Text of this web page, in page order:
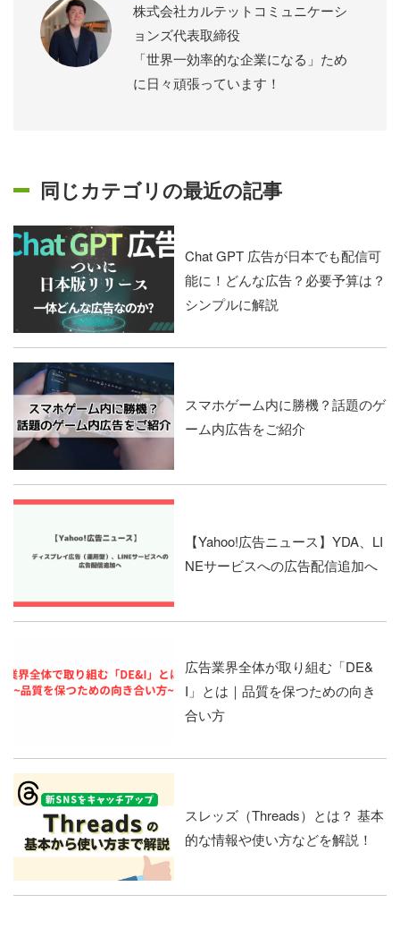
株式会社カルテットコミュニケーシ
ョンズ代表取締役
「世界一効率的な企業になる」ため
に日々頑張っています！
同じカテゴリの最近の記事
Chat GPT 広告が日本でも配信可
能に！どんな広告？必要予算は？
シンプルに解説
スマホゲーム内に勝機？話題のゲ
ーム内広告をご紹介
【Yahoo!広告ニュース】YDA、LI
NEサービスへの広告配信追加へ
広告業界全体が取り組む「DE&
I」とは｜品質を保つための向き
合い方
スレッズ（Threads）とは？ 基本
的な情報や使い方などを解説！